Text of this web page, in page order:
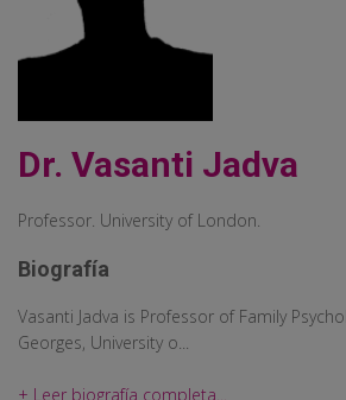
Dr. Vasanti Jadva
Professor. University of London.
Biografía
Vasanti Jadva is Professor of Family
Georges, University o...
+ Leer biografía completa...